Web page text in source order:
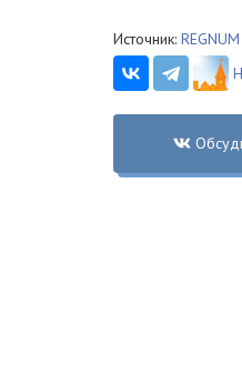
Источник: REGNUM